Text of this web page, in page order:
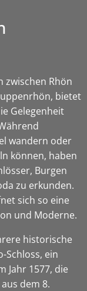
zwischen Rhön
bietet
Gelegenheit
wandern oder
können, haben
Burgen
zu erkunden.
sich so eine
und Moderne.
historische
Schloss, ein
Jahr 1577, die
dem 8.